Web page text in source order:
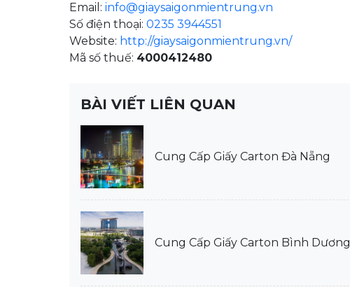
Email: info@giaysaigonmientrung.vn
Số điện thoại: 0235 3944551
Website: http://giaysaigonmientrung.vn/
Mã số thuế: 4000412480
BÀI VIẾT LIÊN QUAN
Cung Cấp Giấy Carton Đà Nẵng
Cung Cấp Giấy Carton Bình Dương